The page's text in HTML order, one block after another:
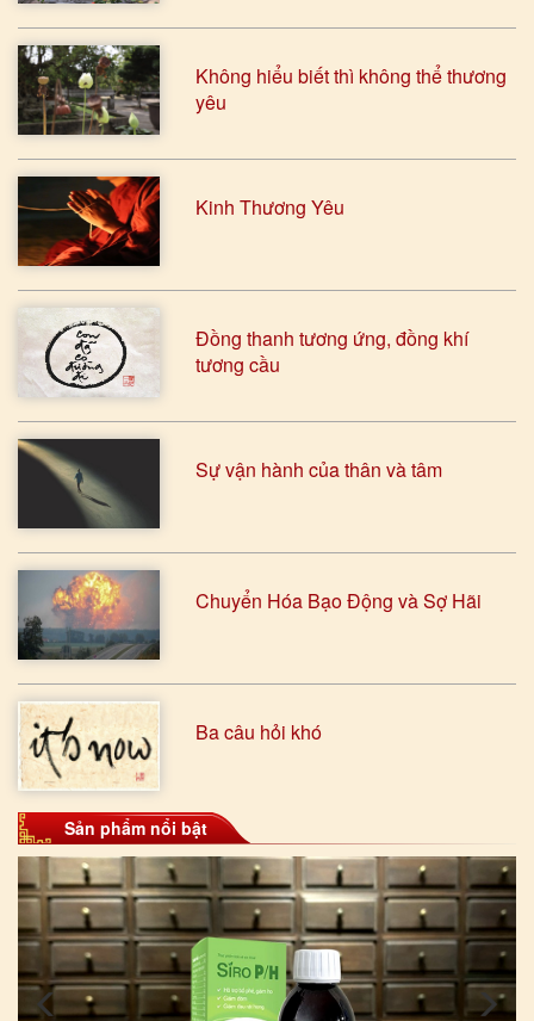
Không hiểu biết thì không thể thương
yêu
Kinh Thương Yêu
Đồng thanh tương ứng, đồng khí
tương cầu
Sự vận hành của thân và tâm
Chuyển Hóa Bạo Động và Sợ Hãi
Ba câu hỏi khó
Sản phẩm nổi bật